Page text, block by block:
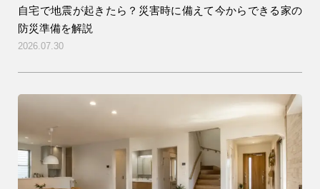
自宅で地震が起きたら？災害時に備えて今からできる家の
防災準備を解説
2026.07.30